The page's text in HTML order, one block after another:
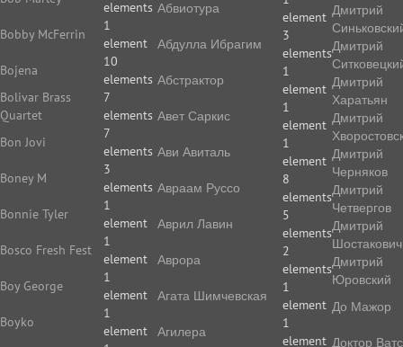
elements
Bobby McFerrin
1
element
Bojena
10
elements
Bolivar Brass
Quartet
7
elements
Bon Jovi
7
elements
Boney M
3
elements
Bonnie Tyler
1
element
Bosco Fresh Fest
1
element
Boy George
1
element
Boyko
1
element
Абвиотура
element
Абдулла Ибрагим
3
elements
Абстрактор
1
element
Авет Саркис
1
element
Ави Авиталь
1
element
Авраам Руссо
8
elements
Аврил Лавин
5
elements
Аврора
2
elements
Агата Шимчевская
1
element
Агилера
1
element
Дмитрий
Дмитрий
Дмитрий
Харатьян
Дмитрий
Дмитрий
Черняков
Дмитрий
Четвергов
Дмитрий
Шостакович
Дмитрий
Юровский
До Мажор
Доктор